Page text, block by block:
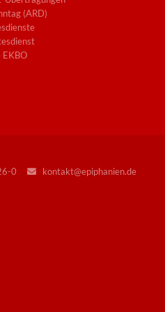
(ARD)
0 kontakt@epiphanien.de